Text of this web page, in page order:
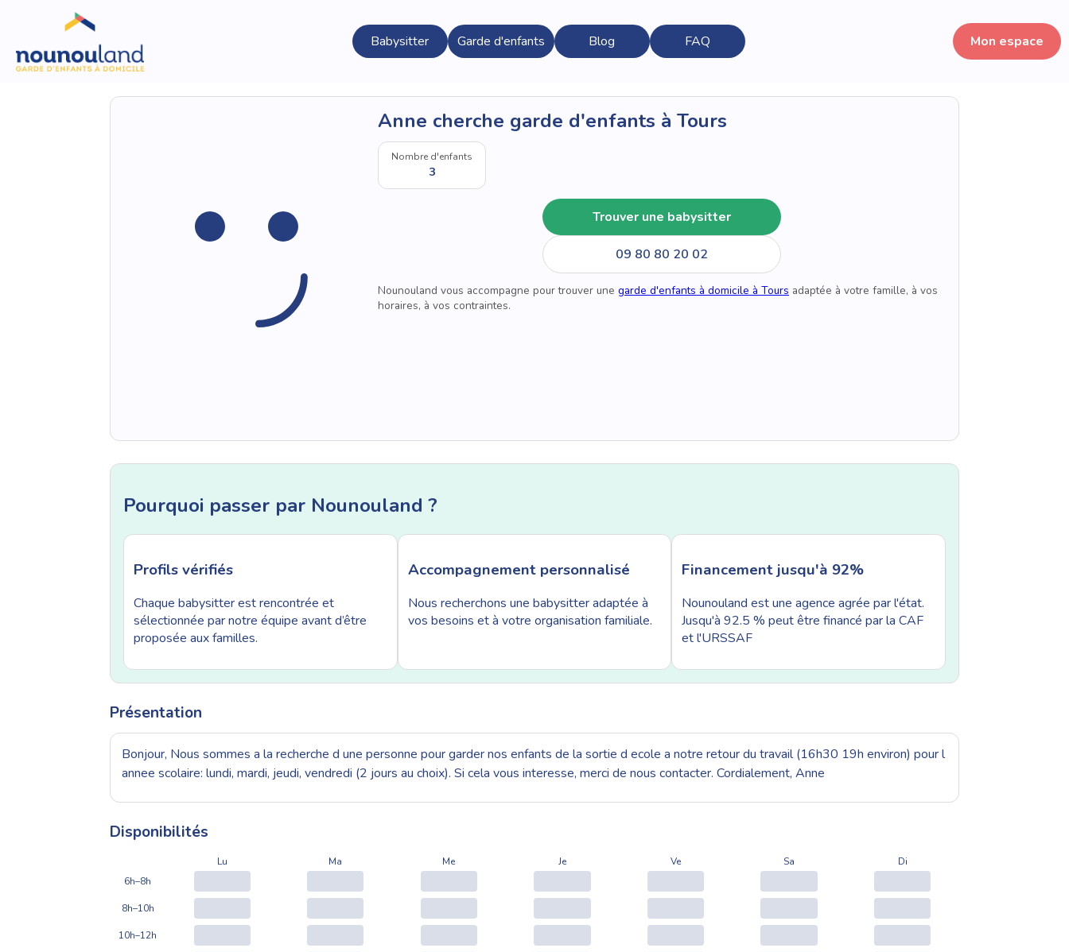
Babysitter Garde d'enfants Blog FAQ Mon espace
Anne cherche garde d'enfants à Tours
Nombre d'enfants
3
Trouver une babysitter
09 80 80 20 02
Nounouland vous accompagne pour trouver une garde d'enfants à domicile à Tours adaptée à votre famille, à vos
horaires, à vos contraintes.
Pourquoi passer par Nounouland ?
Profils vérifiés
Chaque babysitter est rencontrée et
sélectionnée par notre équipe avant d’être
proposée aux familles.
Accompagnement personnalisé
Nous recherchons une babysitter adaptée à
vos besoins et à votre organisation familiale.
Financement jusqu'à 92%
Nounouland est une agence agrée par l'état.
Jusqu'à 92.5 % peut être financé par la CAF
et l'URSSAF
Présentation
Bonjour, Nous sommes a la recherche d une personne pour garder nos enfants de la sortie d ecole a notre retour du travail (16h30 19h environ) pour l
annee scolaire: lundi, mardi, jeudi, vendredi (2 jours au choix). Si cela vous interesse, merci de nous contacter. Cordialement, Anne
Disponibilités
Lu Ma Me Je Ve Sa
Di
6h–8h
8h–10h
10h–12h